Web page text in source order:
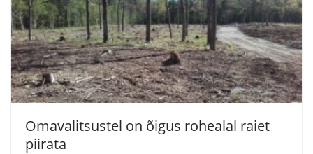
Omavalitsustel on õigus rohealal raiet
piirata